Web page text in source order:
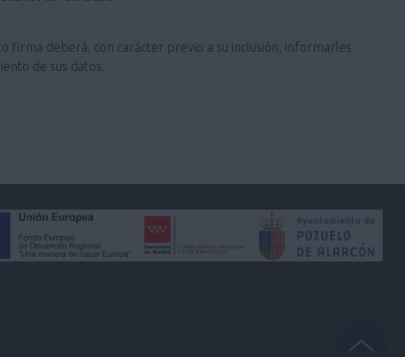
firma deberá, con carácter previo a su inclusión, informarles
de sus datos.